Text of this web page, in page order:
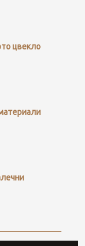
цвекло